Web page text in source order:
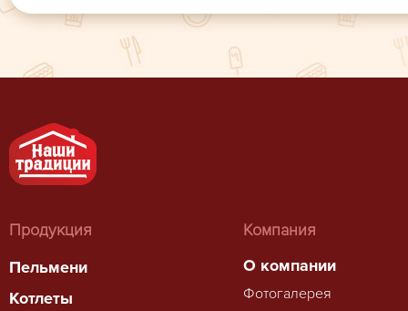
Продукция
Пельмени
Котлеты
Компания
О компании
Фотогалерея